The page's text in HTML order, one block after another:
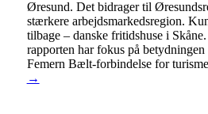
Øresund. Det bidrager til
stærkere arbejdsmarkedsregion.
tilbage – danske fritidshuse i
rapporten har fokus på
Femern Bælt-forbindelse for
→